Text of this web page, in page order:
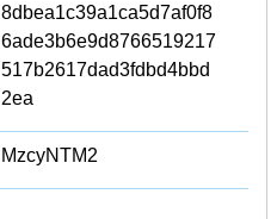
8dbea1c39a1ca5d7af0f8
6ade3b6e9d8766519217
517b2617dad3fdbd4bbd
2ea
MzcyNTM2